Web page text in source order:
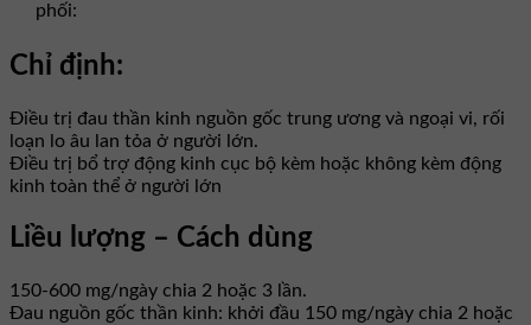
phối:
Chỉ định:
Điều trị đau thần kinh nguồn gốc trung ương và ngoại vi, rối
loạn lo âu lan tỏa ở người lớn.
Điều trị bổ trợ động kinh cục bộ kèm hoặc không kèm động
kinh toàn thể ở người lớn
Liều lượng – Cách dùng
150-600 mg/ngày chia 2 hoặc 3 lần.
Đau nguồn gốc thần kinh: khởi đầu 150 mg/ngày chia 2 hoặc